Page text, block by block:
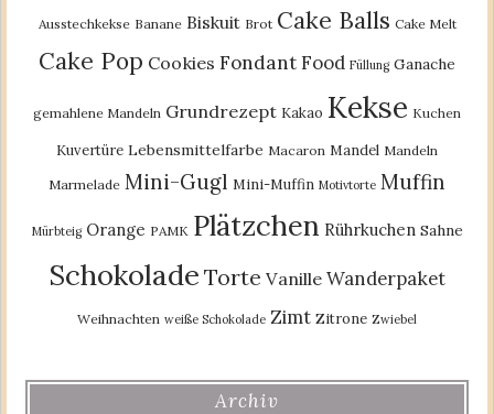
Ausstechkekse Banane Biskuit Brot Cake Balls Cake Melt
Cake Pop Cookies Fondant Food Füllung Ganache
gemahlene Mandeln Grundrezept Kakao Kekse Kuchen
Kuvertüre Lebensmittelfarbe Macaron Mandel Mandeln
Marmelade Mini-Gugl Mini-Muffin Motivtorte Muffin
Mürbteig Orange PAMK Plätzchen Rührkuchen Sahne
Schokolade Torte Vanille Wanderpaket
Weihnachten weiße Schokolade Zimt Zitrone Zwiebel
Archiv